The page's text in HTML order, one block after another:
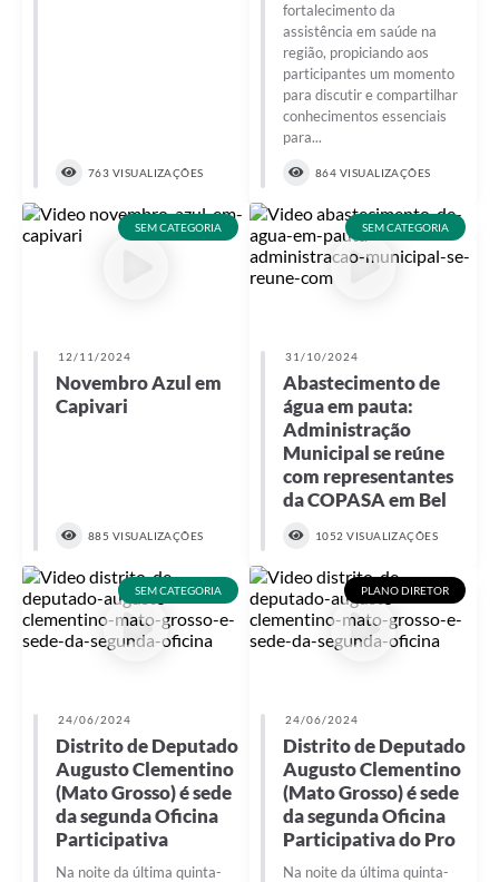
763 VISUALIZAÇÕES
fortalecimento da
assistência em saúde na
região, propiciando aos
participantes um momento
para discutir e compartilhar
conhecimentos essenciais
para...
864 VISUALIZAÇÕES
SEM CATEGORIA
12/11/2024
Novembro Azul em
Capivari
885 VISUALIZAÇÕES
SEM CATEGORIA
31/10/2024
Abastecimento de
água em pauta:
Administração
Municipal se reúne
com representantes
da COPASA em Bel
1052 VISUALIZAÇÕES
SEM CATEGORIA
24/06/2024
Distrito de Deputado
Augusto Clementino
(Mato Grosso) é sede
da segunda Oficina
Participativa
Na noite da última quinta-
PLANO DIRETOR
24/06/2024
Distrito de Deputado
Augusto Clementino
(Mato Grosso) é sede
da segunda Oficina
Participativa do Pro
Na noite da última quinta-